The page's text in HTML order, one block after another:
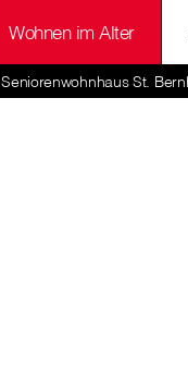
Wohnen im Alter
Seniorenwohnhaus St.